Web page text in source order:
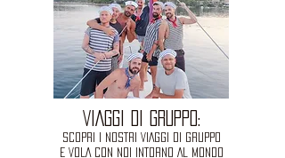
VIAGGI DI GRUPPO:
SCOPRI I NOSTRI VIAGGI DI GRUPPO
E VOLA CON NOI INTORNO AL MONDO